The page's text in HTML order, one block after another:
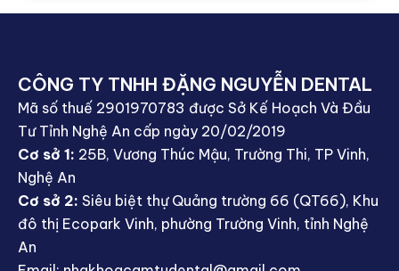
CÔNG TY TNHH ĐẶNG NGUYỄN DENTAL
Mã số thuế 2901970783 được Sở Kế Hoạch Và Đầu
Tư Tỉnh Nghệ An cấp ngày 20/02/2019
Cơ sở 1: 25B, Vương Thúc Mậu, Trường Thi, TP Vinh,
Nghệ An
Cơ sở 2: Siêu biệt thự Quảng trường 66 (QT66), Khu
đô thị Ecopark Vinh, phường Trường Vinh, tỉnh Nghệ
An